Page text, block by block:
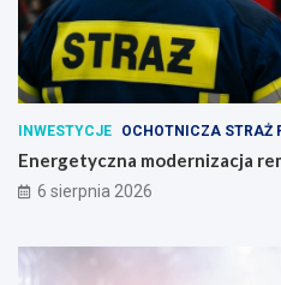
INWESTYCJE OCHOTNICZA STRAŻ
Energetyczna modernizacja
6 sierpnia 2026